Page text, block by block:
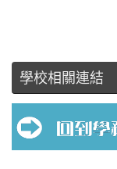
學校相關連結